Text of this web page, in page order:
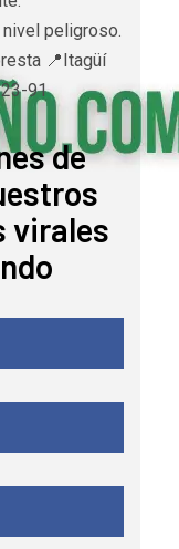
nivel peligroso.
📍Itagüí
91
de
virales